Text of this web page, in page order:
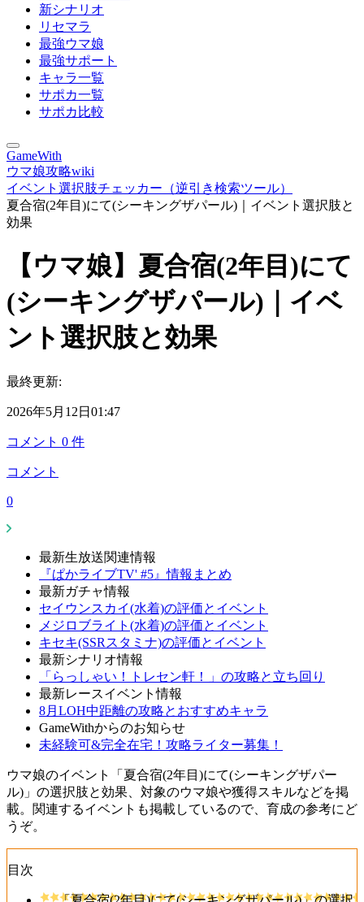
新シナリオ
リセマラ
最強ウマ娘
最強サポート
キャラ一覧
サポカ一覧
サポカ比較
GameWith
ウマ娘攻略wiki
イベント選択肢チェッカー（逆引き検索ツール）
夏合宿(2年目)にて(シーキングザパール)｜イベント選択肢と
効果
【ウマ娘】夏合宿(2年目)にて
(シーキングザパール)｜イベ
ント選択肢と効果
最終更新:
2026年5月12日01:47
コメント 0 件
コメント
0
最新生放送関連情報
『ぱかライブTV' #5』情報まとめ
最新ガチャ情報
セイウンスカイ(水着)の評価とイベント
メジロブライト(水着)の評価とイベント
キセキ(SSRスタミナ)の評価とイベント
最新シナリオ情報
「らっしゃい！トレセン軒！」の攻略と立ち回り
最新レースイベント情報
8月LOH中距離の攻略とおすすめキャラ
GameWithからのお知らせ
未経験可&完全在宅！攻略ライター募集！
ウマ娘のイベント「夏合宿(2年目)にて(シーキングザパー
ル)」の選択肢と効果、対象のウマ娘や獲得スキルなどを掲
載。関連するイベントも掲載しているので、育成の参考にど
うぞ。
目次